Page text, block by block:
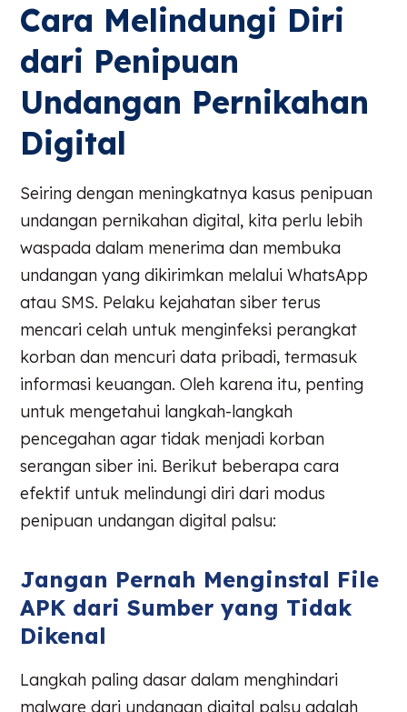
Cara Melindungi Diri
dari Penipuan
Undangan Pernikahan
Digital
Seiring dengan meningkatnya kasus penipuan
undangan pernikahan digital, kita perlu lebih
waspada dalam menerima dan membuka
undangan yang dikirimkan melalui WhatsApp
atau SMS. Pelaku kejahatan siber terus
mencari celah untuk menginfeksi perangkat
korban dan mencuri data pribadi, termasuk
informasi keuangan. Oleh karena itu, penting
untuk mengetahui langkah-langkah
pencegahan agar tidak menjadi korban
serangan siber ini. Berikut beberapa cara
efektif untuk melindungi diri dari modus
penipuan undangan digital palsu:
Jangan Pernah Menginstal File
APK dari Sumber yang Tidak
Dikenal
Langkah paling dasar dalam menghindari
malware dari undangan digital palsu adalah